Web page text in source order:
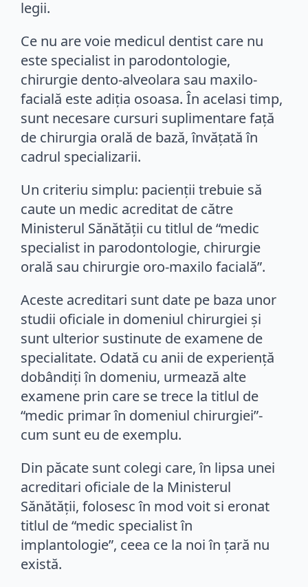
legii.
Ce nu are voie medicul dentist care nu
este specialist in parodontologie,
chirurgie dento-alveolara sau maxilo-
facială este adiția osoasa. În acelasi timp,
sunt necesare cursuri suplimentare față
de chirurgia orală de bază, învățată în
cadrul specializarii.
Un criteriu simplu: pacienții trebuie să
caute un medic acreditat de către
Ministerul Sănătății cu titlul de “medic
specialist in parodontologie, chirurgie
orală sau chirurgie oro-maxilo facială”.
Aceste acreditari sunt date pe baza unor
studii oficiale in domeniul chirurgiei și
sunt ulterior sustinute de examene de
specialitate. Odată cu anii de experiență
dobândiți în domeniu, urmează alte
examene prin care se trece la titlul de
“medic primar în domeniul chirurgiei”-
cum sunt eu de exemplu.
Din păcate sunt colegi care, în lipsa unei
acreditari oficiale de la Ministerul
Sănătății, folosesc în mod voit si eronat
titlul de “medic specialist în
implantologie”, ceea ce la noi în țară nu
există.